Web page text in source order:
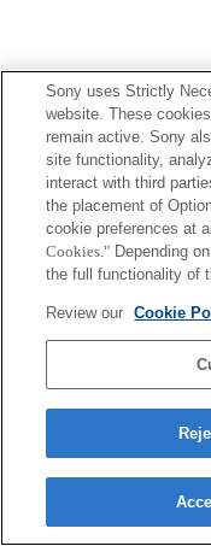
Terms of Use Contact Us
Sony uses Strictly
website. These
remain active. Sony
site functionality,
interact with third
the placement of
cookie preferences at
Cookies." Depending
the full functionality of
Review our Cookie